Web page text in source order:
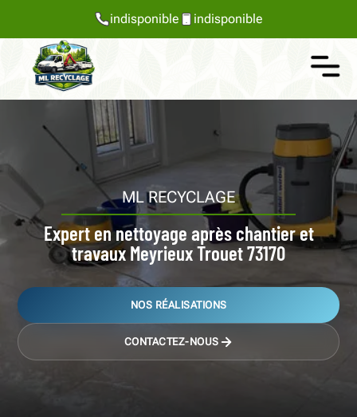
indisponible indisponible
ML RECYCLAGE
Expert en nettoyage après chantier et
travaux Meyrieux Trouet 73170
NOS RÉALISATIONS
CONTACTEZ-NOUS